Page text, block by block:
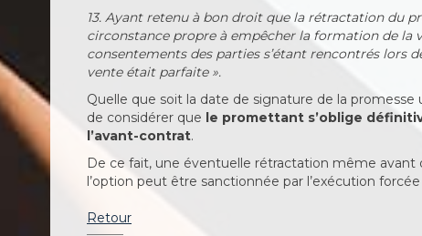
13. Ayant retenu à bon droit que la rétractation du
circonstance propre à empêcher la formation de la
consentements des parties s’étant rencontrés lors
vente était parfaite ».
Quelle que soit la date de signature de la
de considérer que le promettant s’oblige
l’avant-contrat.
De ce fait, une éventuelle rétractation même avant
l’option peut être sanctionnée par l’exécution
Retour